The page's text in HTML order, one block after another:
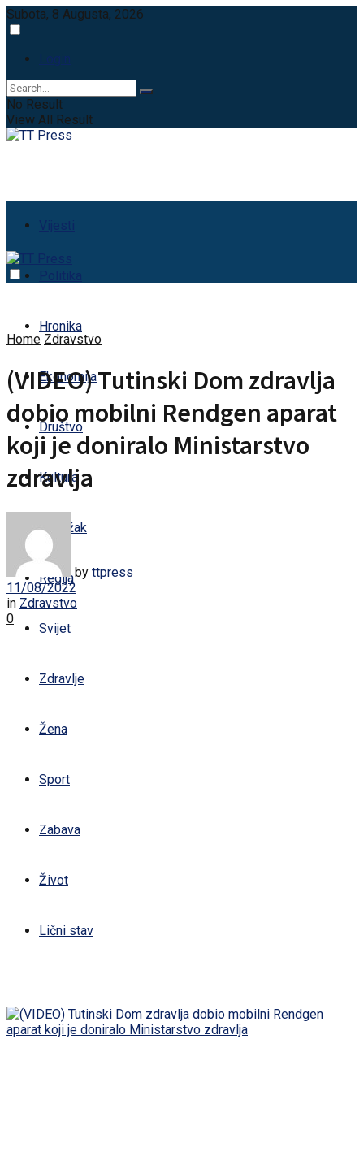
Subota, 8 Augusta, 2026
Login
No Result
View All Result
Vijesti
Politika
Hronika
Ekonomija
Društvo
Kultura
Sandžak
Regija
Svijet
Zdravlje
Žena
Sport
Zabava
Život
Lični stav
Home Zdravstvo
(VIDEO) Tutinski Dom zdravlja
dobio mobilni Rendgen aparat
koji je doniralo Ministarstvo
zdravlja
by ttpress
11/08/2022
in Zdravstvo
0